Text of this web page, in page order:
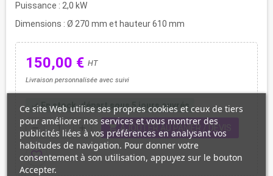
Puissance : 2,0 kW
Dimensions : Ø 270 mm et hauteur 610 mm
150,00 € HT
Livraison personnalisée avec suivi
checkEn stock, départ sous 5 jours ouvrés
remove add shopping_cart AJOUTER AU PANIER / DEVIS
favorite_border
Ce site Web utilise ses propres cookies et ceux de tiers
pour améliorer nos services et vous montrer des
publicités liées à vos préférences en analysant vos
habitudes de navigation. Pour donner votre
consentement à son utilisation, appuyez sur le bouton
Accepter.